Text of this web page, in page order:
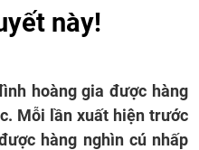
này!
hoàng gia được hàng
Mỗi lần xuất hiện trước
hàng nghìn cú nhấp